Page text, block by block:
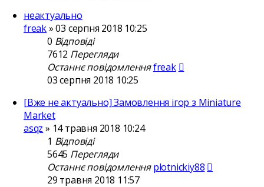
неактуально
freak»03 серпня 2018 10:25
0 Відповіді
7612 Перегляди
Останнє повідомленняfreak
03 серпня 2018 10:25
[Вже не актуально] Замовлення ігор з Miniature
Market
asqz » 14 травня 2018 10:24
1 Відповіді
5645 Перегляди
Останнє повідомленняplotnickiy88
29 травня 2018 11:57